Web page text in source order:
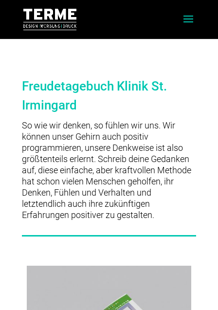
Freudetagebuch Klinik St.
Irmingard
So wie wir denken, so fühlen wir uns. Wir
können unser Gehirn auch positiv
programmieren, unsere Denkweise ist also
größtenteils erlernt. Schreib deine Gedanken
auf, diese einfache, aber kraftvollen Methode
hat schon vielen Menschen geholfen, ihr
Denken, Fühlen und Verhalten und
letztendlich auch ihre zukünftigen
Erfahrungen positiver zu gestalten.